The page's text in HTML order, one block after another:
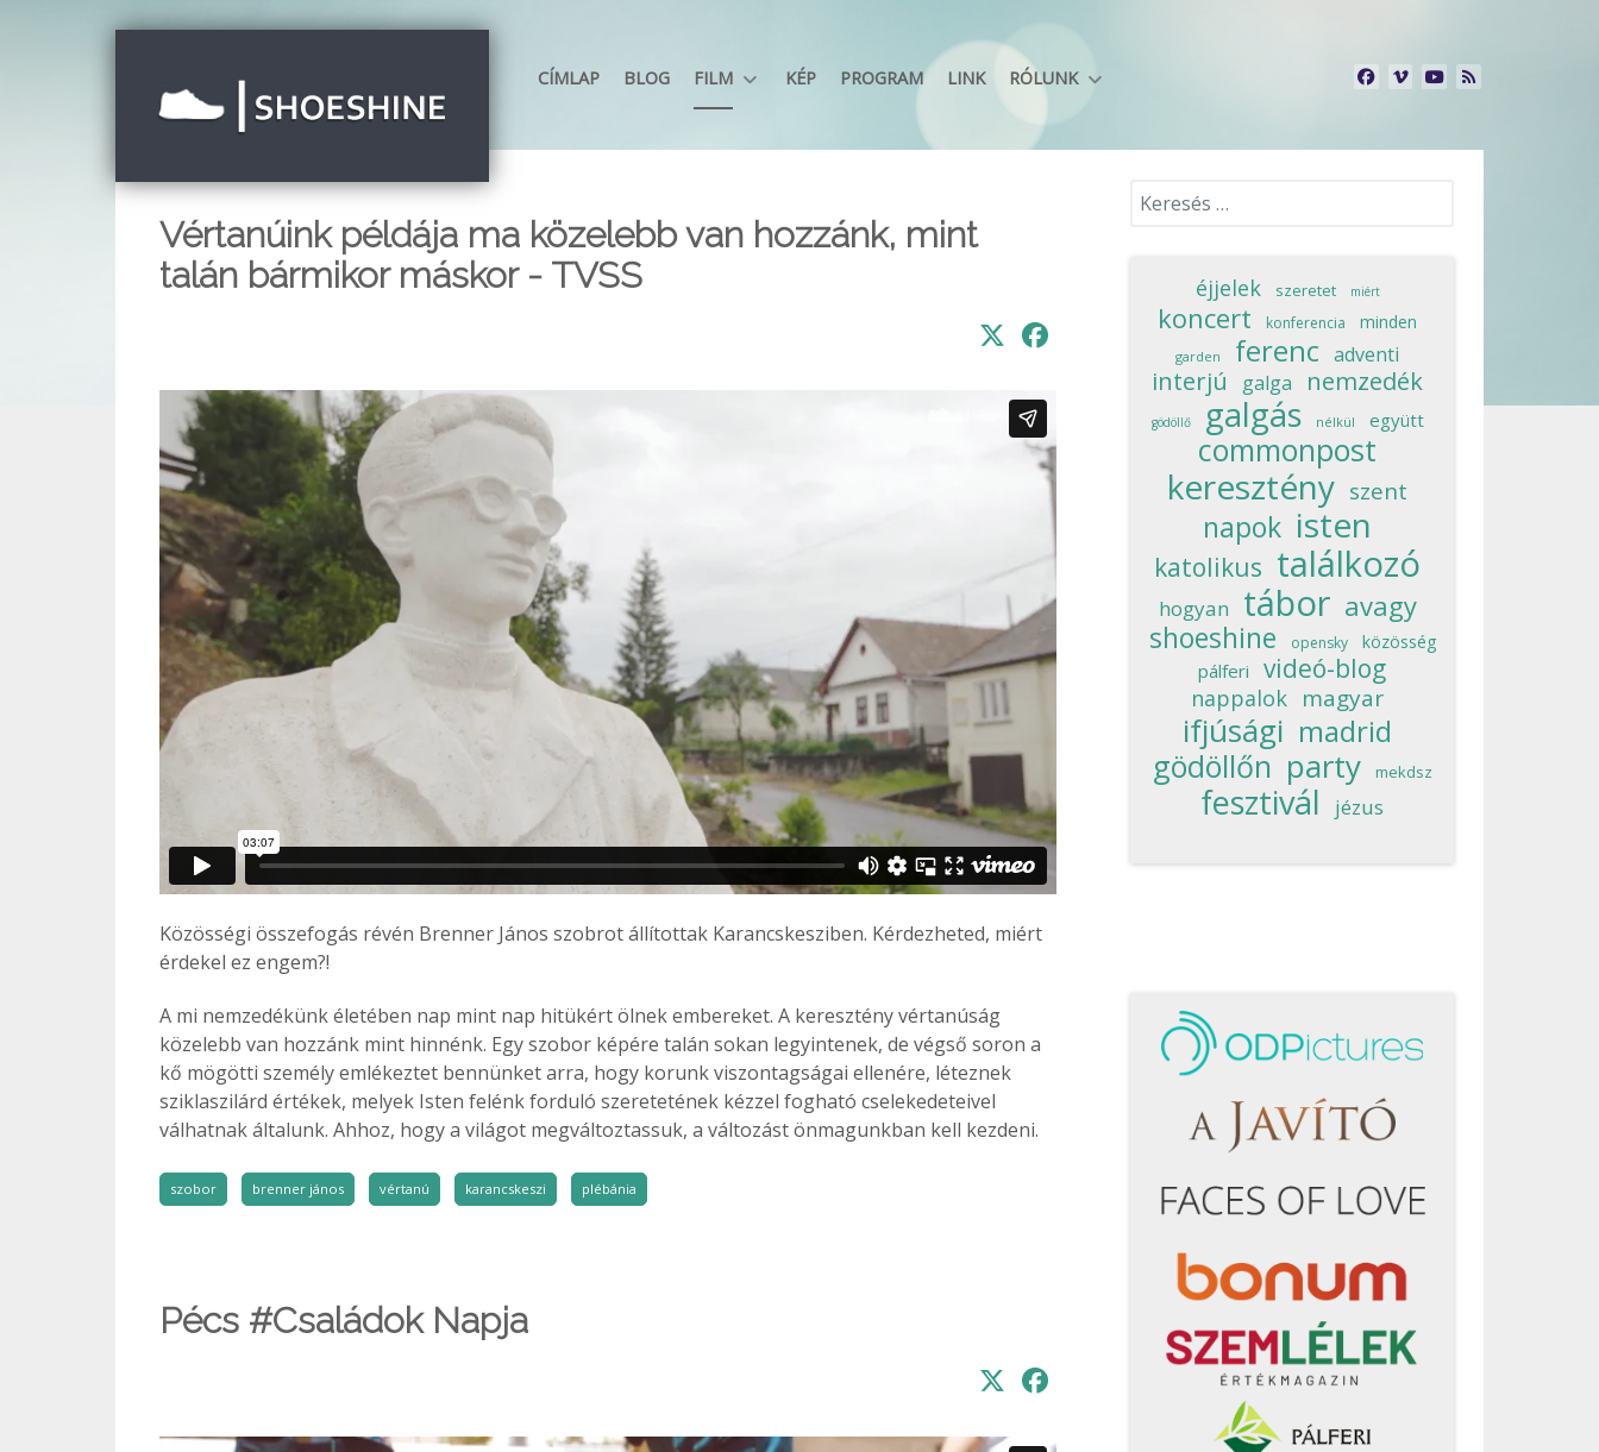
CÍMLAP BLOG FILM KÉP PROGRAM LINK RÓLUNK
Vértanúink példája ma közelebb van hozzánk, mint
talán bármikor máskor - TVSS
Közösségi összefogás révén Brenner János szobrot állítottak Karancskesziben. Kérdezheted, miért
érdekel ez engem?!
A mi nemzedékünk életében nap mint nap hitükért ölnek embereket. A keresztény vértanúság
közelebb van hozzánk mint hinnénk. Egy szobor képére talán sokan legyintenek, de végső soron a
kő mögötti személy emlékeztet bennünket arra, hogy korunk viszontagságai ellenére, léteznek
sziklaszilárd értékek, melyek Isten felénk forduló szeretetének kézzel fogható cselekedeteivel
válhatnak általunk. Ahhoz, hogy a világot megváltoztassuk, a változást önmagunkban kell kezdeni.
szobor brenner jános vértanú karancskeszi plébánia
Pécs #Családok Napja
Keresés...
éjjelek szeretet miért
koncert konferencia minden
garden ferenc adventi
interjú galga nemzedék
gödöllő galgás nélkül együtt
commonpost
keresztény szent
napok isten
katolikus találkozó
hogyan tábor avagy
shoeshine opensky közösség
pálferi videó-blog
nappalok magyar
ifjúsági madrid
gödöllőn party mekdsz
fesztivál jézus